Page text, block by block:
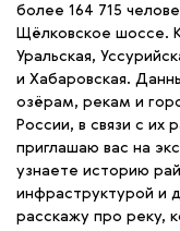
более 164 715
Щёлковское шоссе.
Уральская,
и Хабаровская.
озёрам, рекам и
России, в связи с
приглашаю вас на
узнаете историю
инфраструктурой и
расскажу про реку,